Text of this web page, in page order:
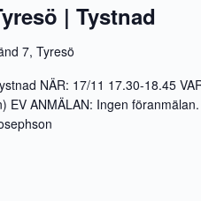
| Tystnad
7, Tyresö
NÄR: 17/11 17.30-18.45
EV ANMÄLAN: Ingen